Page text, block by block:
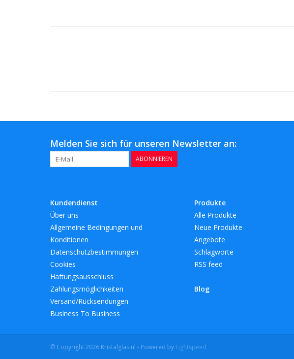
Melden Sie sich für unseren Newsletter an:
ABONNIEREN
Kundendienst
Über uns
Allgemeine Bedingungen und
Konditionen
Datenschutzbestimmungen
Cookies
Haftungsausschluss
Zahlungsmöglichkeiten
Versand/Rücksendungen
Business To Business
Produkte
Alle Produkte
Neue Produkte
Angebote
Schlagworte
RSS feed
Blog
© Copyright 2026 Kristalglas.nl - Powered by Lightspeed